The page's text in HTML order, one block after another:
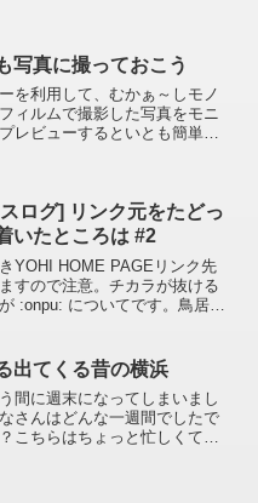
賀道路と首...
写真に撮っておこう
を利用して、むかぁ～しモノ
ィルムで撮影した写真をモニ
レビューするといとも簡単に
!!引っ越しの荷...
ログ] リンク元をたどっ
いたところは #2
YOHI HOME PAGEリンク先
すので注意。チカラが抜ける
:onpu: についてです。鳥居の
の翌年から綿綿と受け継...
出てくる昔の横浜
間に週末になってしまいまし
さんはどんな一週間でしたで
こちらはちょっと忙しくてブ